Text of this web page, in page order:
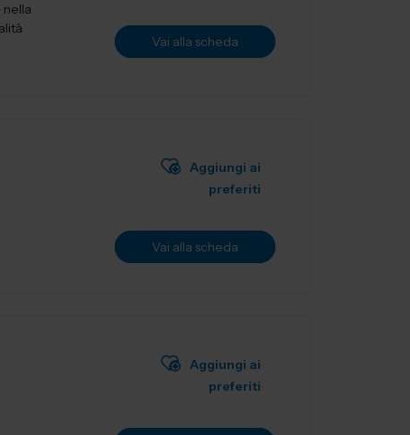
nella
Vai alla scheda
Aggiungi ai
preferiti
Vai alla scheda
Aggiungi ai
preferiti